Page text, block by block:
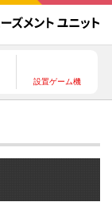
設置ゲーム機